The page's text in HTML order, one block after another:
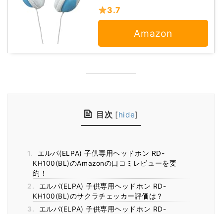
3.7
Amazon
目次 [hide]
1.
エルパ(ELPA) 子供専用ヘッドホン RD-
KH100(BL)のAmazonの口コミレビューを要
約！
2.
エルパ(ELPA) 子供専用ヘッドホン RD-
KH100(BL)のサクラチェッカー評価は？
3.
エルパ(ELPA) 子供専用ヘッドホン RD-